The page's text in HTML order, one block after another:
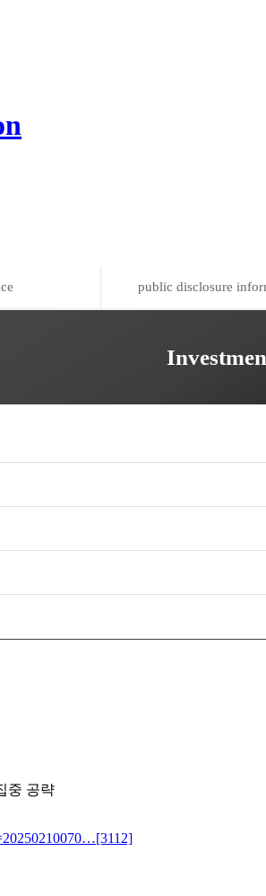
public disclosure
중 공략
[3112]